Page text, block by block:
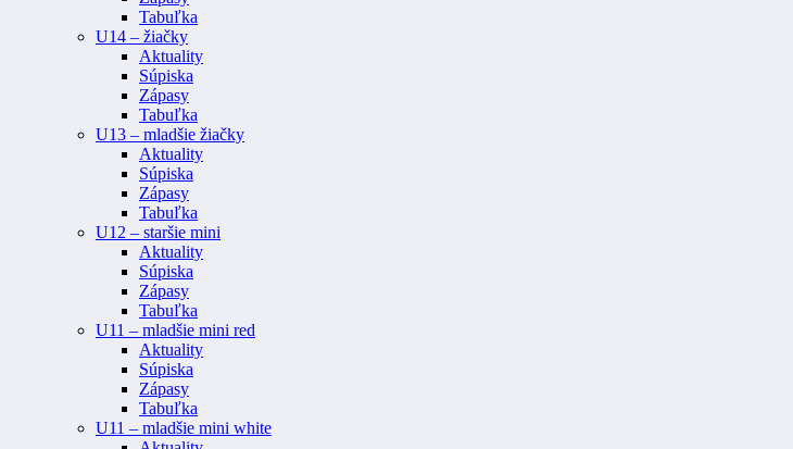
Tabuľka
U14 – žiačky
Aktuality
Súpiska
Zápasy
Tabuľka
U13 – mladšie žiačky
Aktuality
Súpiska
Zápasy
Tabuľka
U12 – staršie mini
Aktuality
Súpiska
Zápasy
Tabuľka
U11 – mladšie mini red
Aktuality
Súpiska
Zápasy
Tabuľka
U11 – mladšie mini white